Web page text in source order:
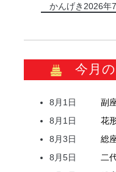
かんげき2026年
今月
8月1日 副
8月1日
花
8月3日
総
8月5日
二